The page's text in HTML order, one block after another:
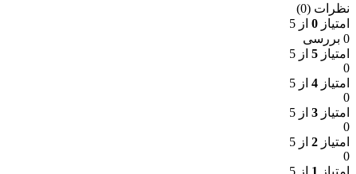
نظرات (0)
امتیاز 0 از 5
0 بررسی
امتیاز 5 از 5
0
امتیاز 4 از 5
0
امتیاز 3 از 5
0
امتیاز 2 از 5
0
امتیاز 1 از 5